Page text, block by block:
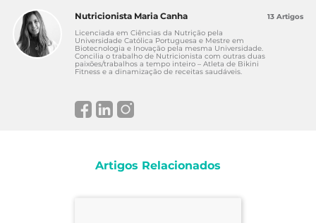
Nutricionista Maria Canha
Licenciada em Ciências da Nutrição pela
Universidade Católica Portuguesa e Mestre em
Biotecnologia e Inovação pela mesma Universidade.
Concilia o trabalho de Nutricionista com outras duas
paixões/trabalhos a tempo inteiro – Atleta de Bikini
Fitness e a dinamização de receitas saudáveis.
13 Artigos
Artigos Relacionados